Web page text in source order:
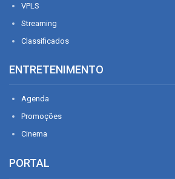
VPLS
Streaming
Classificados
ENTRETENIMENTO
Agenda
Promoções
Cinema
PORTAL